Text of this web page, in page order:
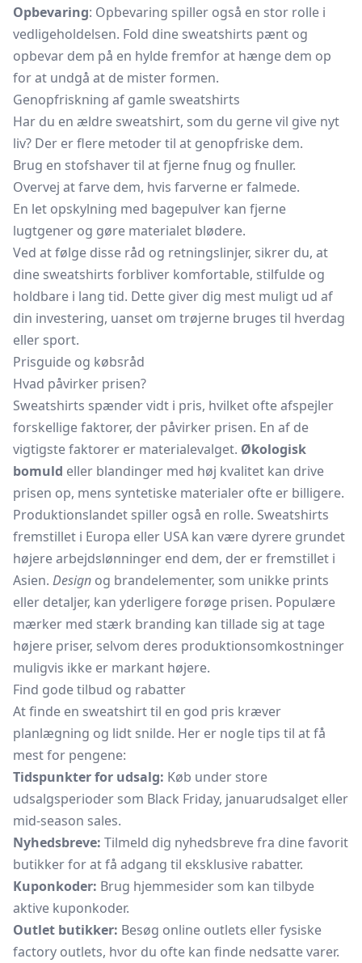
Opbevaring: Opbevaring spiller også en stor rolle i
vedligeholdelsen. Fold dine sweatshirts pænt og
opbevar dem på en hylde fremfor at hænge dem op
for at undgå at de mister formen.
Genopfriskning af gamle sweatshirts
Har du en ældre sweatshirt, som du gerne vil give nyt
liv? Der er flere metoder til at genopfriske dem.
Brug en stofshaver til at fjerne fnug og fnuller.
Overvej at farve dem, hvis farverne er falmede.
En let opskylning med bagepulver kan fjerne
lugtgener og gøre materialet blødere.
Ved at følge disse råd og retningslinjer, sikrer du, at
dine sweatshirts forbliver komfortable, stilfulde og
holdbare i lang tid. Dette giver dig mest muligt ud af
din investering, uanset om trøjerne bruges til hverdag
eller sport.
Prisguide og købsråd
Hvad påvirker prisen?
Sweatshirts spænder vidt i pris, hvilket ofte afspejler
forskellige faktorer, der påvirker prisen. En af de
vigtigste faktorer er materialevalget. Økologisk
bomuld eller blandinger med høj kvalitet kan drive
prisen op, mens syntetiske materialer ofte er billigere.
Produktionslandet spiller også en rolle. Sweatshirts
fremstillet i Europa eller USA kan være dyrere grundet
højere arbejdslønninger end dem, der er fremstillet i
Asien. Design og brandelementer, som unikke prints
eller detaljer, kan yderligere forøge prisen. Populære
mærker med stærk branding kan tillade sig at tage
højere priser, selvom deres produktionsomkostninger
muligvis ikke er markant højere.
Find gode tilbud og rabatter
At finde en sweatshirt til en god pris kræver
planlægning og lidt snilde. Her er nogle tips til at få
mest for pengene:
Tidspunkter for udsalg: Køb under store
udsalgsperioder som Black Friday, januarudsalget eller
mid-season sales.
Nyhedsbreve: Tilmeld dig nyhedsbreve fra dine favorit
butikker for at få adgang til eksklusive rabatter.
Kuponkoder: Brug hjemmesider som kan tilbyde
aktive kuponkoder.
Outlet butikker: Besøg online outlets eller fysiske
factory outlets, hvor du ofte kan finde nedsatte varer.